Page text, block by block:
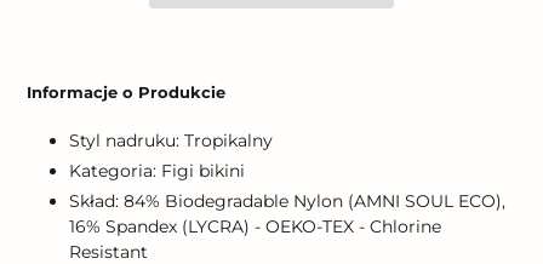
do
Informacje o Produkcie
Styl nadruku: Tropikalny
Kategoria: Figi bikini
Skład: 84% Biodegradable Nylon (AMNI SOUL ECO),
16% Spandex (LYCRA) - OEKO-TEX - Chlorine
Resistant